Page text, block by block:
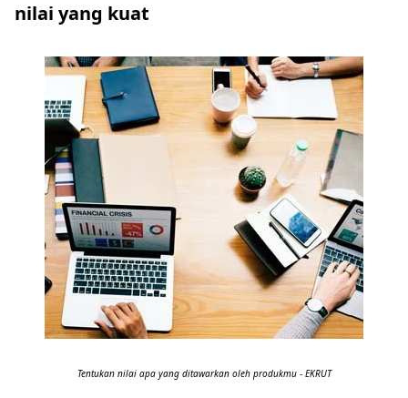
nilai yang kuat
Tentukan nilai apa yang ditawarkan oleh produkmu - EKRUT